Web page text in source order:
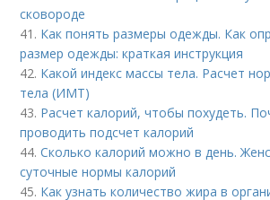
сковороде
41. Как понять размеры одежды. Как
размер одежды: краткая инструкция
42. Какой индекс массы тела. Расчет
тела (ИМТ)
43. Расчет калорий, чтобы похудеть.
проводить подсчет калорий
44.Сколько калорий можно в день.
суточные нормы калорий
45. Как узнать количество жира в